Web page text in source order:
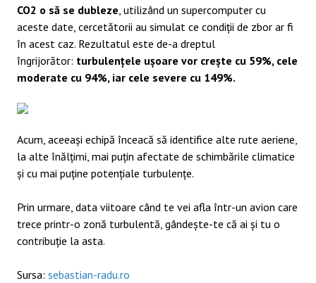
CO2 o să se dubleze, utilizând un supercomputer cu
aceste date, cercetătorii au simulat ce condiții de zbor ar fi
în acest caz. Rezultatul este de-a dreptul
îngrijorător: turbulențele ușoare vor crește cu 59%, cele
moderate cu 94%, iar cele severe cu 149%.
Acum, aceeași echipă înceacă să identifice alte rute aeriene,
la alte înălțimi, mai puțin afectate de schimbările climatice
și cu mai puține potențiale turbulențe.
Prin urmare, data viitoare când te vei afla într-un avion care
trece printr-o zonă turbulentă, gândește-te că ai și tu o
contribuție la asta.
Sursa: sebastian-radu.ro